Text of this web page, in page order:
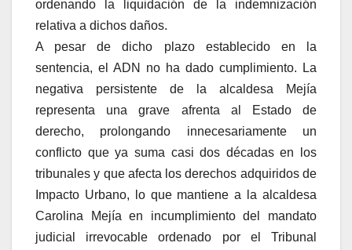
ordenando la liquidación de la indemnización
relativa a dichos daños.
A pesar de dicho plazo establecido en la
sentencia, el ADN no ha dado cumplimiento. La
negativa persistente de la alcaldesa Mejía
representa una grave afrenta al Estado de
derecho, prolongando innecesariamente un
conflicto que ya suma casi dos décadas en los
tribunales y que afecta los derechos adquiridos de
Impacto Urbano, lo que mantiene a la alcaldesa
Carolina Mejía en incumplimiento del mandato
judicial irrevocable ordenado por el Tribunal